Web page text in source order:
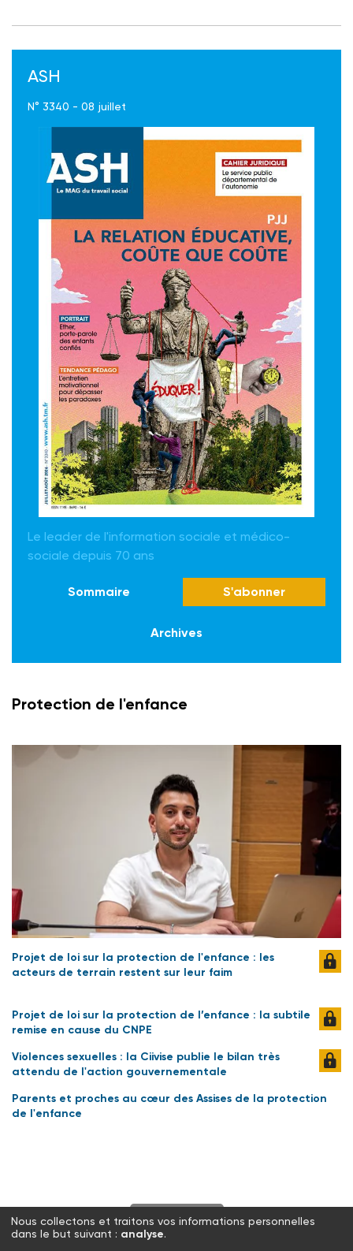
ASH
N° 3340 - 08 juillet
Le leader de l'information sociale et médico-
sociale depuis 70 ans
Sommaire S'abonner
Archives
Protection de l'enfance
Projet de loi sur la protection de l'enfance : les
acteurs de terrain restent sur leur faim
Projet de loi sur la protection de l’enfance : la subtile
remise en cause du CNPE
Violences sexuelles : la Ciivise publie le bilan très
attendu de l'action gouvernementale
Parents et proches au cœur des Assises de la protection
de l'enfance
S'abonner
Nous collectons et traitons vos informations personnelles
dans le but suivant : analyse.